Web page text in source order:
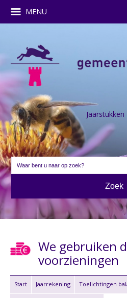
Jaarstukken
MENU
We gebruiken
voorzieningen
Start Jaarrekening Toelichtingen